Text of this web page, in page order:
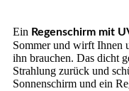
Ein Regenschirm mit
Sommer und wirft Ihnen
ihn brauchen. Das dicht
Strahlung zurück und
Sonnenschirm und ein